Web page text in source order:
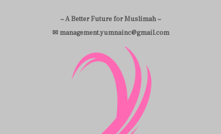
~ A Better Future for Muslimah ~
✉ management.yumnainc@gmail.com